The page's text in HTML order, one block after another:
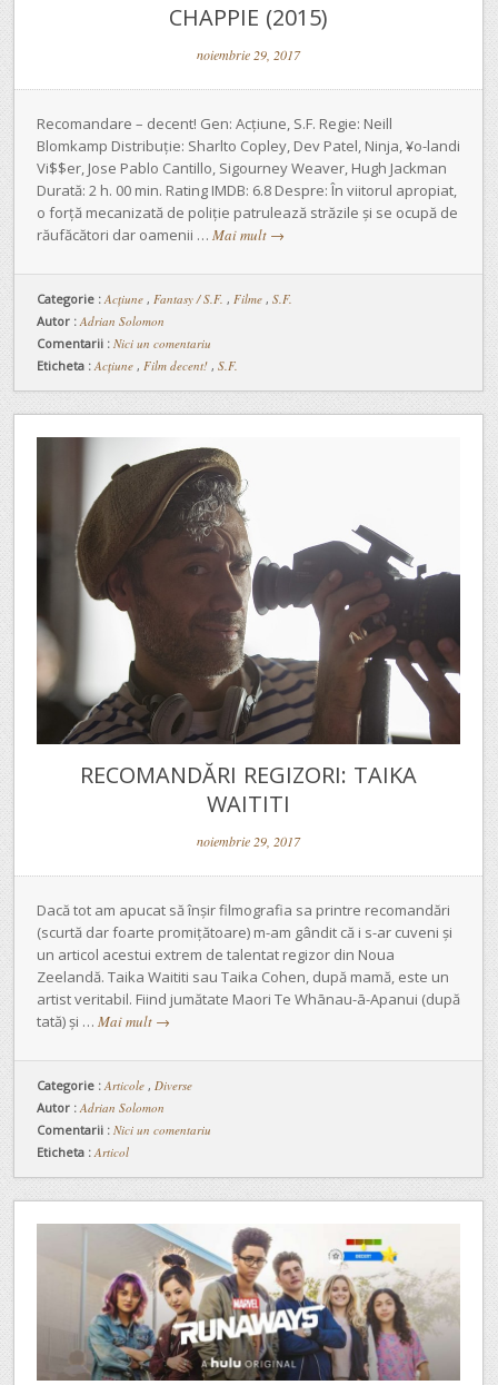
CHAPPIE (2015)
noiembrie 29, 2017
Recomandare – decent! Gen: Acțiune, S.F. Regie: Neill
Blomkamp Distribuție: Sharlto Copley, Dev Patel, Ninja, ¥o-landi
Vi$$er, Jose Pablo Cantillo, Sigourney Weaver, Hugh Jackman
Durată: 2 h. 00 min. Rating IMDB: 6.8 Despre: În viitorul apropiat,
o forță mecanizată de poliție patrulează străzile și se ocupă de
răufăcători dar oamenii … Mai mult →
Categorie :Acţiune , Fantasy / S.F. , Filme , S.F.
Autor : Adrian Solomon
Comentarii : Nici un comentariu
Eticheta : Acțiune , Film decent! , S.F.
RECOMANDĂRI REGIZORI: TAIKA
WAITITI
noiembrie 29, 2017
Dacă tot am apucat să înșir filmografia sa printre recomandări
(scurtă dar foarte promițătoare) m-am gândit că i s-ar cuveni și
un articol acestui extrem de talentat regizor din Noua
Zeelandă. Taika Waititi sau Taika Cohen, după mamă, este un
artist veritabil. Fiind jumătate Maori Te Whānau-ā-Apanui (după
tată) și … Mai mult →
Categorie :Articole , Diverse
Autor : Adrian Solomon
Comentarii : Nici un comentariu
Eticheta : Articol